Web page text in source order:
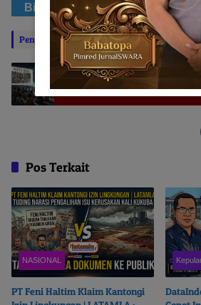
Bikin Bakso Ayam
Penulis: SULLA KHARIE Editor:
PESTA BABI | Ketika Layar
Benteng Oranje
Pos Terkait
NASIONAL
PT Feni Haltim Klaim Kantongi